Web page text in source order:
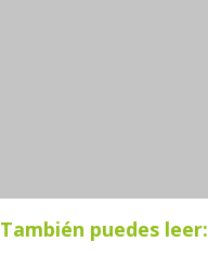
También puedes leer: